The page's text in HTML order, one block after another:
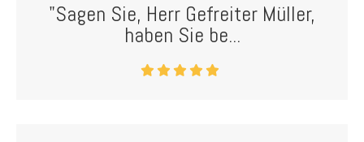
"Sagen Sie, Herr Gefreiter Müller,
haben Sie be...